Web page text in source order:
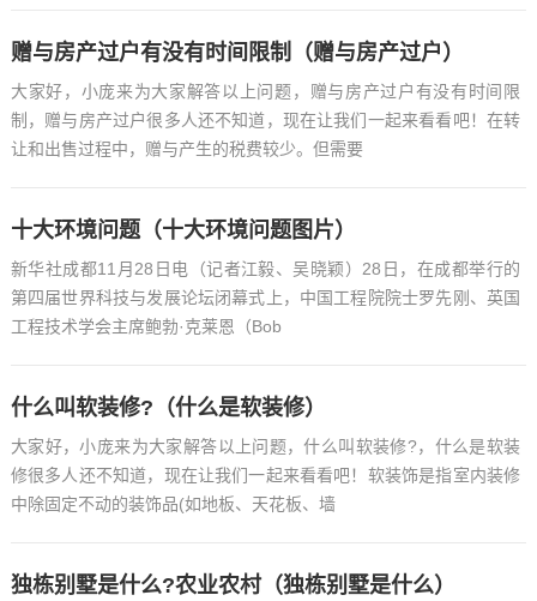
赠与房产过户有没有时间限制（赠与房产过户）
大家好，小庞来为大家解答以上问题，赠与房产过户有没有时间限
制，赠与房产过户很多人还不知道，现在让我们一起来看看吧！在转
让和出售过程中，赠与产生的税费较少。但需要
十大环境问题（十大环境问题图片）
新华社成都11月28日电（记者江毅、吴晓颖）28日，在成都举行的
第四届世界科技与发展论坛闭幕式上，中国工程院院士罗先刚、英国
工程技术学会主席鲍勃·克莱恩（Bob
什么叫软装修?（什么是软装修）
大家好，小庞来为大家解答以上问题，什么叫软装修?，什么是软装
修很多人还不知道，现在让我们一起来看看吧！软装饰是指室内装修
中除固定不动的装饰品(如地板、天花板、墙
独栋别墅是什么?农业农村（独栋别墅是什么）